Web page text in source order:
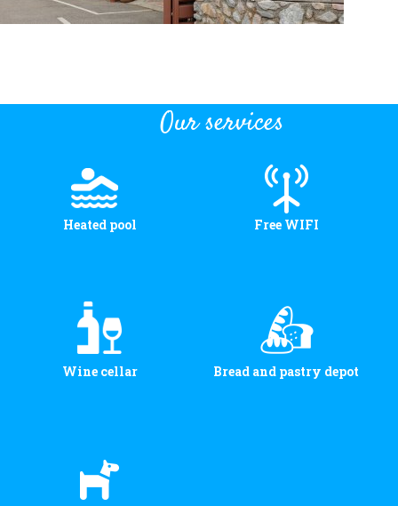
Our services
Heated pool Free WIFI
Wine cellar Bread and pastry depot